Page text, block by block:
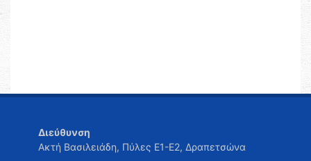
Διεύθυνση
Ακτή Βασιλειάδη, Πύλες Ε1-Ε2, Δραπετσώνα